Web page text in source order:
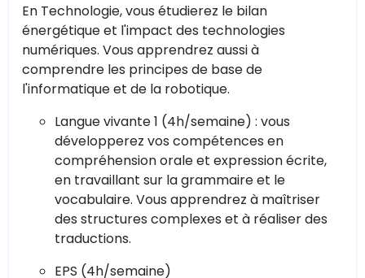
En Technologie, vous étudierez le bilan
énergétique et l'impact des technologies
numériques. Vous apprendrez aussi à
comprendre les principes de base de
l'informatique et de la robotique.
Langue vivante 1 (4h/semaine) : vous
développerez vos compétences en
compréhension orale et expression écrite,
en travaillant sur la grammaire et le
vocabulaire. Vous apprendrez à maîtriser
des structures complexes et à réaliser des
traductions.
EPS (4h/semaine)